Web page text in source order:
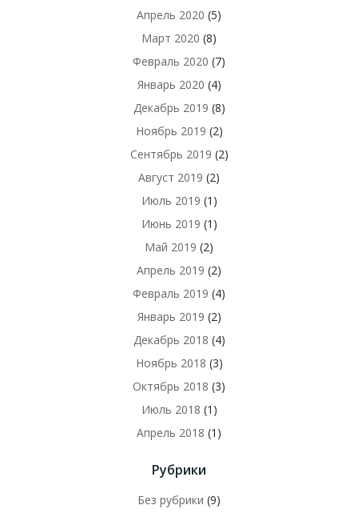
Апрель 2020 (5)
Март 2020 (8)
Февраль 2020 (7)
Январь 2020 (4)
Декабрь 2019 (8)
Ноябрь 2019 (2)
Сентябрь 2019 (2)
Август 2019 (2)
Июль 2019 (1)
Июнь 2019 (1)
Май 2019 (2)
Апрель 2019 (2)
Февраль 2019 (4)
Январь 2019 (2)
Декабрь 2018 (4)
Ноябрь 2018 (3)
Октябрь 2018 (3)
Июль 2018 (1)
Апрель 2018 (1)
Рубрики
Без рубрики (9)